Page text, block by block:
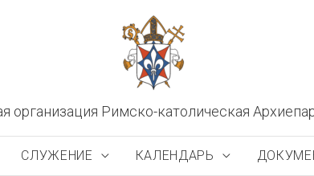
организация Римско-католическая
СЛУЖЕНИЕ КАЛЕНДАРЬ